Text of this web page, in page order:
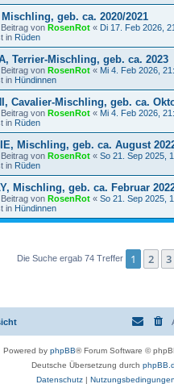
geb. ca. 2020/2021
von RosenRot « Di 17. Feb 2026,
in Rüden
Terrier-Mischling, geb. ca. 2023
von RosenRot « Mi 4. Feb 2026,
in Hündinnen
Cavalier-Mischling, geb. ca.
von RosenRot « Mi 4. Feb 2026,
in Rüden
Mischling, geb. ca. August
von RosenRot « So 21. Sep 2025,
in Rüden
Mischling, geb. ca. Februar
von RosenRot « So 21. Sep 2025,
in Hündinnen
Die Suche ergab 74 Treffer 1 2 3
Powered by phpBB® Forum Software ©
Deutsche Übersetzung durch
Datenschutz| Nutzungsbedingungen